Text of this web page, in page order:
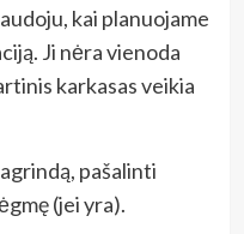
kai planuojame
Ji nėra vienoda
karkasas veikia
pašalinti
(jei yra).